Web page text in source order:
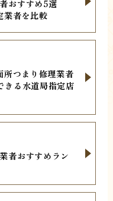
おすすめ5選
業者を比較
所つまり修理業者
きる水道局指定店
者おすすめラン